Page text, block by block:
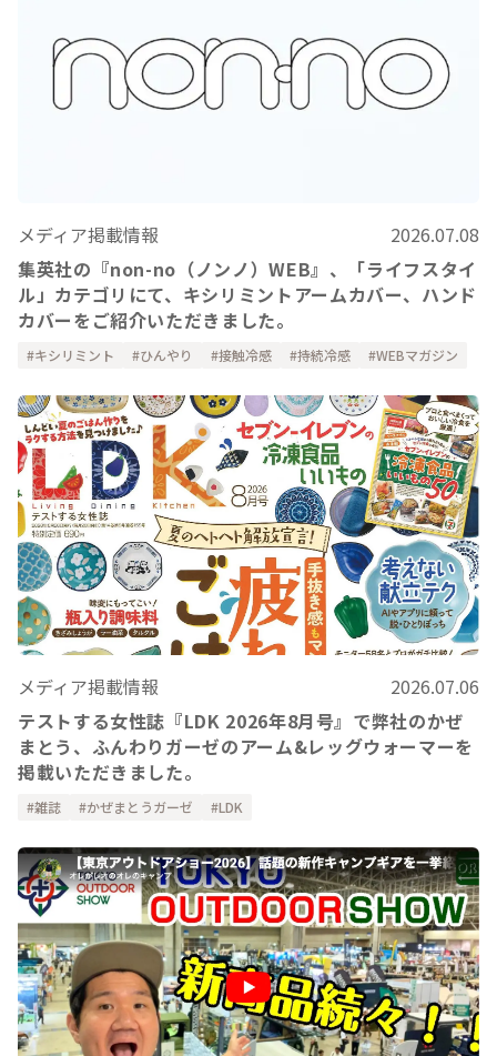
メディア掲載情報
2026.07.08
集英社の『non-no（ノンノ）WEB』、「ライフスタイ
ル」カテゴリにて、キシリミントアームカバー、ハンド
カバーをご紹介いただきました。
キシリミント ひんやり 接触冷感 持続冷感 WEBマガジン
メディア掲載情報
2026.07.06
テストする女性誌『LDK 2026年8月号』で弊社のかぜ
まとう、ふんわりガーゼのアーム&レッグウォーマーを
掲載いただきました。
雑誌 かぜまとうガーゼ LDK